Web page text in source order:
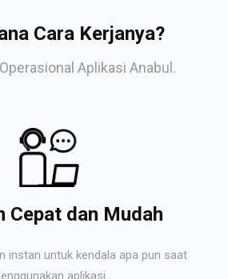
Cara Kerjanya?
Aplikasi Anabul.
Cepat dan Mudah
instan untuk kendala apa pun saat
aplikasi.